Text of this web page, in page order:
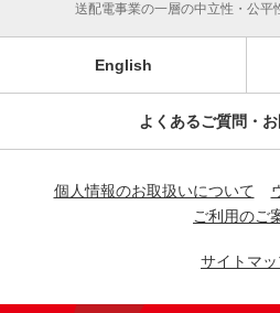
送配電事業の一層の中立性・公平
English
よくあるご質問・
個人情報のお取扱いについて
ご利用のご
サイトマ